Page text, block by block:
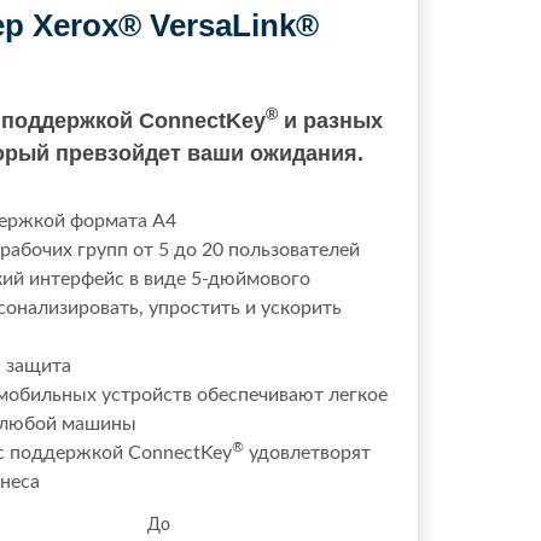
Xerox® VersaLink®
ConnectKey®и разных
превзойдет ваши ожидания.
формата A4
групп от 5 до 20 пользователей
интерфейс в виде 5-дюймового
упростить и ускорить
защита
устройств обеспечивают легкое
любой машины
поддержкой ConnectKey®удовлетворят
До До